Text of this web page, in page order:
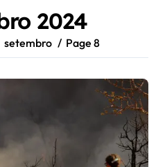
2024
setembro Page 8